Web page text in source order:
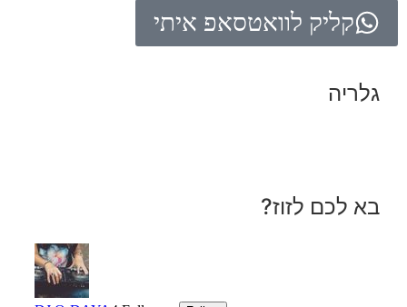
קליק לוואטסאפ איתי
גלריה
בא לכם לזוז?